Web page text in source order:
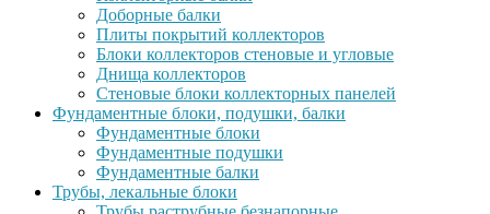
Доборные балки
Плиты покрытий коллекторов
Блоки коллекторов стеновые и угловые
Днища коллекторов
Стеновые блоки коллекторных панелей
Фундаментные блоки, подушки, балки
Фундаментные блоки
Фундаментные подушки
Фундаментные балки
Трубы, лекальные блоки